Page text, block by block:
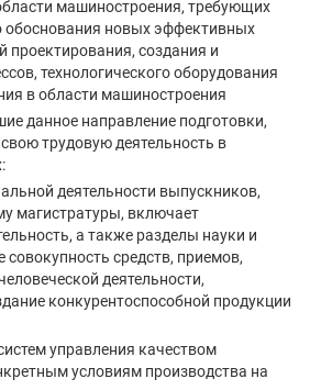
машиностроения, требующих
обоснования новых эффективных
проектирования, создания и
технологического оборудования
в области машиностроения
данное направление подготовки,
трудовую деятельность в
деятельности выпускников,
магистратуры, включает
а также разделы науки и
средств, приемов,
деятельности,
конкурентоспособной продукции
управления качеством
условиям производства на